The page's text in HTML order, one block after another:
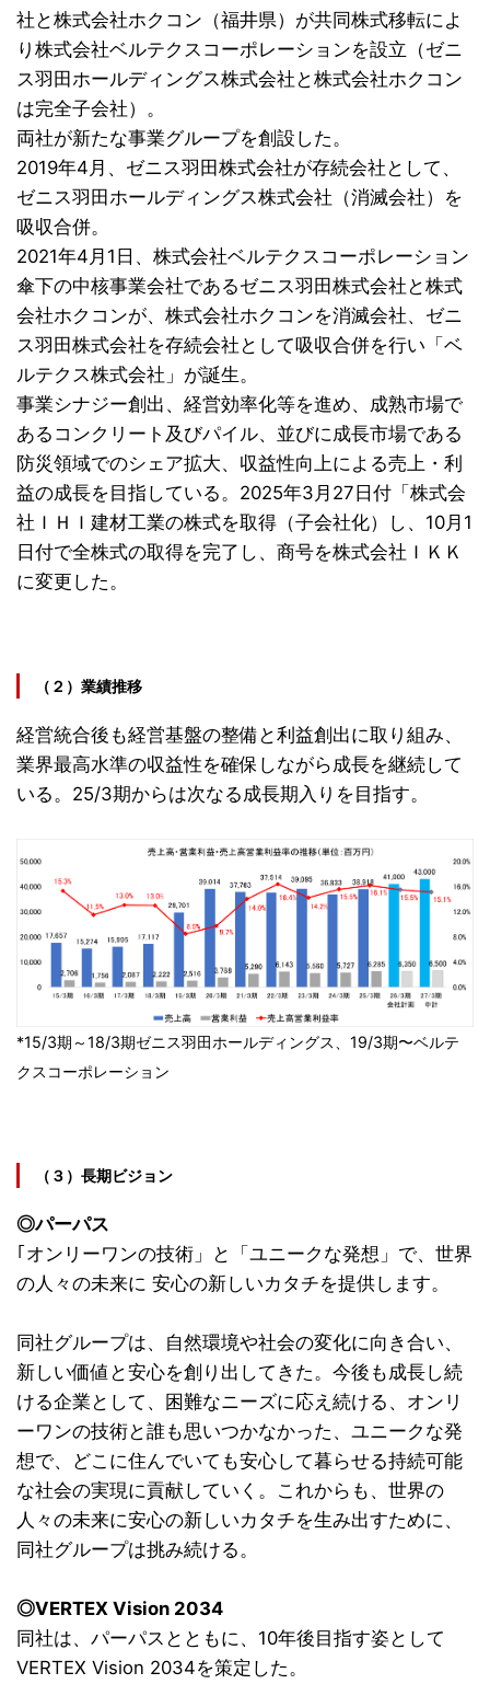
社と株式会社ホクコン（福井県）が共同株式移転によ
り株式会社ベルテクスコーポレーションを設立（ゼニ
ス羽田ホールディングス株式会社と株式会社ホクコン
は完全子会社）。
両社が新たな事業グループを創設した。
2019年4月、ゼニス羽田株式会社が存続会社として、
ゼニス羽田ホールディングス株式会社（消滅会社）を
吸収合併。
2021年4月1日、株式会社ベルテクスコーポレーション
傘下の中核事業会社であるゼニス羽田株式会社と株式
会社ホクコンが、株式会社ホクコンを消滅会社、ゼニ
ス羽田株式会社を存続会社として吸収合併を行い「ベ
ルテクス株式会社」が誕生。
事業シナジー創出、経営効率化等を進め、成熟市場で
あるコンクリート及びパイル、並びに成長市場である
防災領域でのシェア拡大、収益性向上による売上・利
益の成長を目指している。2025年3月27日付「株式会
社ＩＨＩ建材工業の株式を取得（子会社化）し、10月1
日付で全株式の取得を完了し、商号を株式会社ＩＫＫ
に変更した。
（２）業績推移
経営統合後も経営基盤の整備と利益創出に取り組み、
業界最高水準の収益性を確保しながら成長を継続して
いる。25/3期からは次なる成長期入りを目指す。
*15/3期～18/3期ゼニス羽田ホールディングス、19/3期〜ベルテ
クスコーポレーション
（３）長期ビジョン
◎パーパス
｢オンリーワンの技術」と「ユニークな発想」で、世界
の人々の未来に 安心の新しいカタチを提供します。
同社グループは、自然環境や社会の変化に向き合い、
新しい価値と安心を創り出してきた。今後も成長し続
ける企業として、困難なニーズに応え続ける、オンリ
ーワンの技術と誰も思いつかなかった、ユニークな発
想で、どこに住んでいても安心して暮らせる持続可能
な社会の実現に貢献していく。これからも、世界の
人々の未来に安心の新しいカタチを生み出すために、
同社グループは挑み続ける。
◎VERTEX Vision 2034
同社は、パーパスとともに、10年後目指す姿として
VERTEX Vision 2034を策定した。